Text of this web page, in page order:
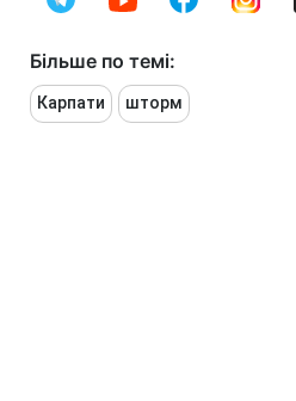
Більше по темі:
Карпати шторм